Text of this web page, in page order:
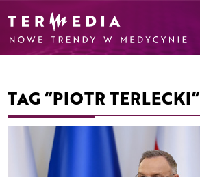
TAG “PIOTR TERLECKI”